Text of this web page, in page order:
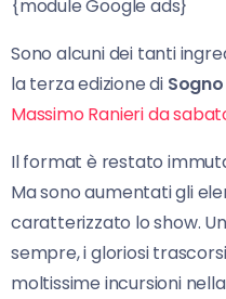
{module Google ads}
Sono alcuni dei tanti
la terza edizione di
Massimo Ranieri da
Il format è restato
Ma sono aumentati gli
caratterizzato lo show.
sempre, i gloriosi
moltissime incursioni